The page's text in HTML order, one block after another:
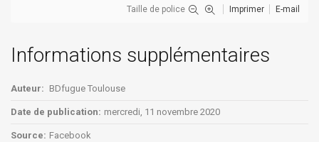
Taille de police Imprimer E-mail
Informations supplémentaires
Auteur: BDfugue Toulouse
Date de publication: mercredi, 11 novembre 2020
Source: Facebook